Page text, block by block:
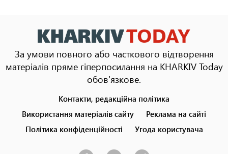
За умови повного або часткового відтворення
матеріалів пряме гіперпосилання на KHARKIV Today
обов'язкове.
menu
Контакти, редакційна політика
Використання матеріалів сайту
Реклама на сайті
Політика конфіденційності
Угода користувача